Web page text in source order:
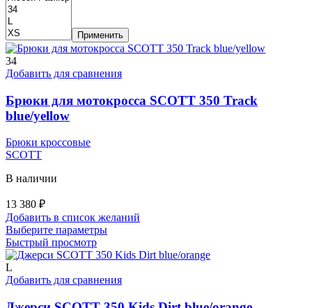
Применить
34
Добавить для сравнения
Брюки для мотокросса SCOTT 350 Track
blue/yellow
Брюки кроссовые
SCOTT
В наличии
13 380 ₽
Добавить в список желаний
Выберите параметрыЭтот
имеет
вариаций.
можно
Быстрый просмотр
L
Добавить для сравнения